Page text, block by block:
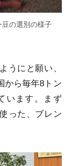
豆の選別の様子
うにと願い、
から毎年8トン
います。まず
った、ブレン